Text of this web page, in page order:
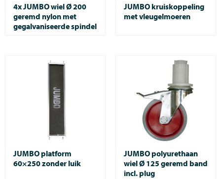
4x JUMBO wiel Ø 200
geremd nylon met
gegalvaniseerde spindel
JUMBO kruiskoppeling
met vleugelmoeren
JUMBO platform
60×250 zonder luik
JUMBO polyurethaan
wiel Ø 125 geremd band
incl. plug